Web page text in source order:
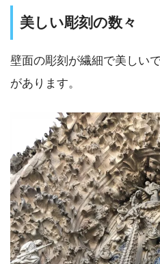
美しい彫刻の数々
壁面の彫刻が繊細で美しい
があります。